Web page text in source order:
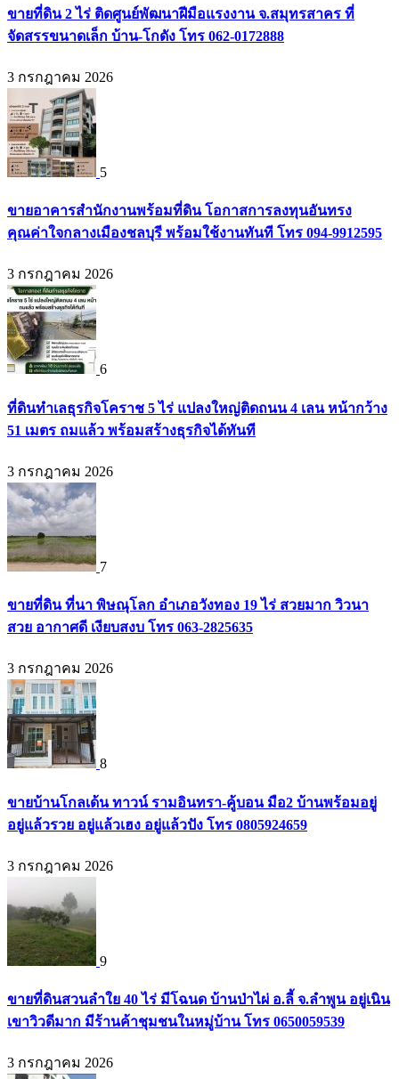
ขายที่ดิน 2 ไร่ ติดศูนย์พัฒนาฝีมือแรงงาน จ.สมุทรสาคร ที่
จัดสรรขนาดเล็ก บ้าน-โกดัง โทร 062-0172888
3 กรกฎาคม 2026
5
ขายอาคารสำนักงานพร้อมที่ดิน โอกาสการลงทุนอันทรง
คุณค่าใจกลางเมืองชลบุรี พร้อมใช้งานทันที โทร 094-9912595
3 กรกฎาคม 2026
6
ที่ดินทำเลธุรกิจโคราช 5 ไร่ แปลงใหญ่ติดถนน 4 เลน หน้ากว้าง
51 เมตร ถมแล้ว พร้อมสร้างธุรกิจได้ทันที
3 กรกฎาคม 2026
7
ขายที่ดิน ที่นา พิษณุโลก อำเภอวังทอง 19 ไร่ สวยมาก วิวนา
สวย อากาศดี เงียบสงบ โทร 063-2825635
3 กรกฎาคม 2026
8
ขายบ้านโกลเด้น ทาวน์ รามอินทรา-คู้บอน มือ2 บ้านพร้อมอยู่
อยู่แล้วรวย อยู่แล้วเฮง อยู่แล้วปัง โทร 0805924659
3 กรกฎาคม 2026
9
ขายที่ดินสวนลำใย 40 ไร่ มีโฉนด บ้านป่าไผ่ อ.ลี้ จ.ลำพูน อยู่เนิน
เขาวิวดีมาก มีร้านค้าชุมชนในหมู่บ้าน โทร 0650059539
3 กรกฎาคม 2026